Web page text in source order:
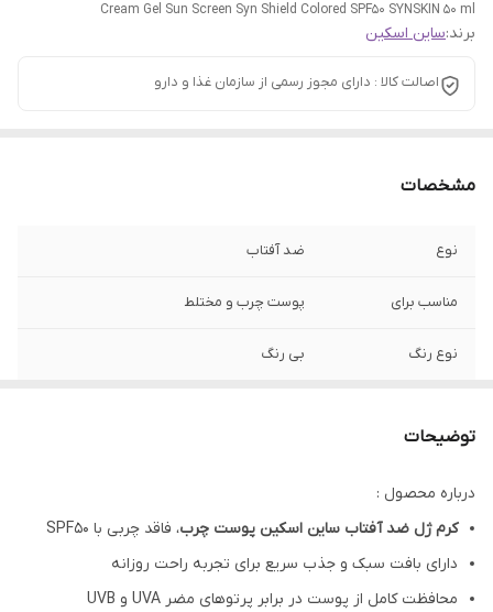
Cream Gel Sun Screen Syn Shield Colored SPF50 SYNSKIN 50 ml
برند:ساین اسکین
اصالت کالا : دارای مجوز رسمی از سازمان غذا و دارو
مشخصات
نوع ضد آفتاب
مناسب برای پوست چرب و مختلط
نوع رنگ بی رنگ
توضیحات
درباره محصول :
کرم ژل ضد آفتاب ساین اسکین پوست چرب، فاقد چربی با SPF50
دارای بافت سبک و جذب سریع برای تجربه راحت روزانه
محافظت کامل از پوست در برابر پرتوهای مضر UVA و UVB